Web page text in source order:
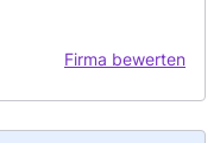
Firma bewerten